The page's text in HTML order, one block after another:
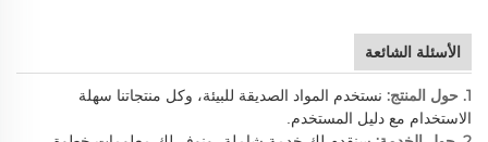
الأسئلة الشائعة
1. حول المنتج:
نستخدم المواد الصديقة للبيئة، وكل منتجاتنا سهلة
الاستخدام مع دليل المستخدم.